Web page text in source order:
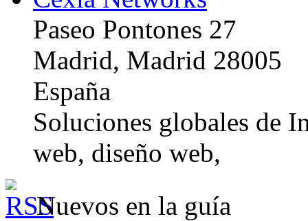
Paseo Pontones 27
Madrid, Madrid 28005
España
Soluciones globales de
web, diseño web,
Nuevos en la guía